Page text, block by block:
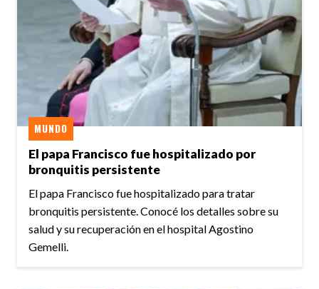
El papa Francisco fue hospitalizado por
bronquitis persistente
MUNDO
El papa Francisco fue hospitalizado para tratar
bronquitis persistente. Conocé los detalles sobre su
salud y su recuperación en el hospital Agostino
Gemelli.